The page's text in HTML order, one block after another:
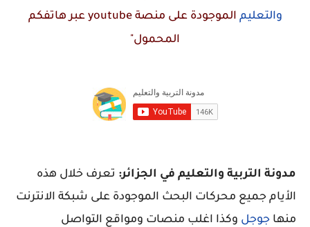
والتعليم الموجودة على منصةyoutube عبر هاتفكم
المحمول"
مدونة التربية والتعليم في الجزائر: تعرف خلال هذه
الأيام جميع محركات البحث الموجودة على شبكة الانترنت
منها جوجل وكذا اغلب منصات ومواقع التواصل